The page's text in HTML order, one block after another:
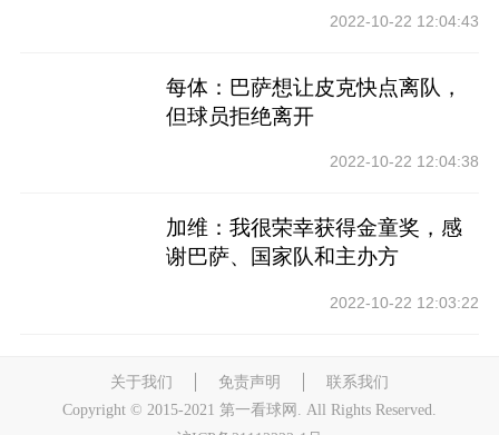
2022-10-22 12:04:43
每体：巴萨想让皮克快点离队，
但球员拒绝离开
2022-10-22 12:04:38
加维：我很荣幸获得金童奖，感
谢巴萨、国家队和主办方
2022-10-22 12:03:22
关于我们 免责声明
联系我们
Copyright © 2015-2021 第一看球网. All Rights Reserved.